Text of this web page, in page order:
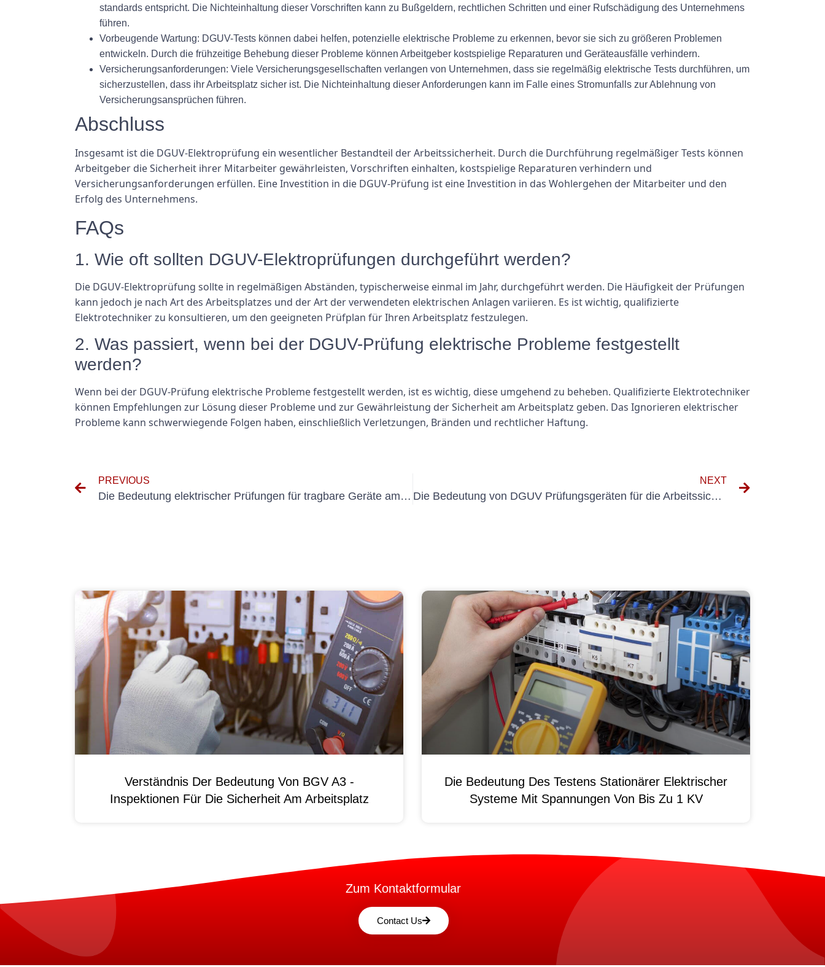
standards entspricht. Die Nichteinhaltung dieser Vorschriften kann zu Bußgeldern, rechtlichen Schritten und einer Rufschädigung des Unternehmens
führen.
Vorbeugende Wartung: DGUV-Tests können dabei helfen, potenzielle elektrische Probleme zu erkennen, bevor sie sich zu größeren Problemen
entwickeln. Durch die frühzeitige Behebung dieser Probleme können Arbeitgeber kostspielige Reparaturen und Geräteausfälle verhindern.
Versicherungsanforderungen: Viele Versicherungsgesellschaften verlangen von Unternehmen, dass sie regelmäßig elektrische Tests durchführen, um
sicherzustellen, dass ihr Arbeitsplatz sicher ist. Die Nichteinhaltung dieser Anforderungen kann im Falle eines Stromunfalls zur Ablehnung von
Versicherungsansprüchen führen.
Abschluss
Insgesamt ist die DGUV-Elektroprüfung ein wesentlicher Bestandteil der Arbeitssicherheit. Durch die Durchführung regelmäßiger Tests können
Arbeitgeber die Sicherheit ihrer Mitarbeiter gewährleisten, Vorschriften einhalten, kostspielige Reparaturen verhindern und
Versicherungsanforderungen erfüllen. Eine Investition in die DGUV-Prüfung ist eine Investition in das Wohlergehen der Mitarbeiter und den
Erfolg des Unternehmens.
FAQs
1. Wie oft sollten DGUV-Elektroprüfungen durchgeführt werden?
Die DGUV-Elektroprüfung sollte in regelmäßigen Abständen, typischerweise einmal im Jahr, durchgeführt werden. Die Häufigkeit der Prüfungen
kann jedoch je nach Art des Arbeitsplatzes und der Art der verwendeten elektrischen Anlagen variieren. Es ist wichtig, qualifizierte
Elektrotechniker zu konsultieren, um den geeigneten Prüfplan für Ihren Arbeitsplatz festzulegen.
2. Was passiert, wenn bei der DGUV-Prüfung elektrische Probleme festgestellt
werden?
Wenn bei der DGUV-Prüfung elektrische Probleme festgestellt werden, ist es wichtig, diese umgehend zu beheben. Qualifizierte Elektrotechniker
können Empfehlungen zur Lösung dieser Probleme und zur Gewährleistung der Sicherheit am Arbeitsplatz geben. Das Ignorieren elektrischer
Probleme kann schwerwiegende Folgen haben, einschließlich Verletzungen, Bränden und rechtlicher Haftung.
PREVIOUS
Die Bedeutung elektrischer Prüfungen für tragbare Geräte am Arbeitsplatz
NEXT
Die Bedeutung von DGUV Prüfungsgeräten für die Arbeitssicherheit verstehen
Verständnis Der Bedeutung Von BGV A3 -
Inspektionen Für Die Sicherheit Am Arbeitsplatz
Die Bedeutung Des Testens Stationärer Elektrischer
Systeme Mit Spannungen Von Bis Zu 1 KV
Zum Kontaktformular
Contact Us